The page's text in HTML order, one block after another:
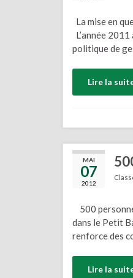
La mise en
L’année
politique de
Lire la
MAI
07
2012
500
dans le Petit
renforce des
Lire la